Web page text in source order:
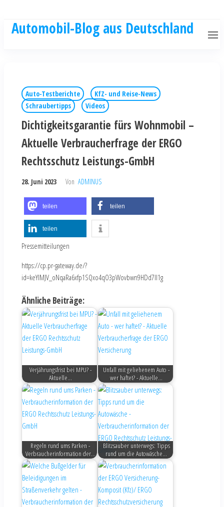
Automobil-Blog aus Deutschland
Auto-Testberichte
KfZ- und Reise-News
Schraubertipps
Videos
Dichtigkeitsgarantie fürs Wohnmobil –
Aktuelle Verbraucherfrage der ERGO
Rechtsschutz Leistungs-GmbH
28. Juni 2023 Von ADMINUS
teilen teilen
teilen
Pressemitteilungen
https://cp.pr-gateway.de/?
id=keYlMJV_oNqaRa6xfp1SQxo4qO3pWovbwn9HDd7Il1g
Ähnliche Beiträge:
Verjährungsfrist bei MPU? -
Aktuelle…
Unfall mit geliehenem Auto -
wer haftet? - Aktuelle…
Regeln rund ums Parken -
Verbraucherinformation der…
Blitzsauber unterwegs: Tipps
rund um die Autowäsche…